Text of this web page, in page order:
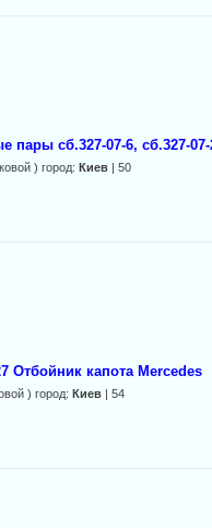
пары сб.327-07-6, сб.327-07-
) город: Киев| 50
Отбойник капота Mercedes
) город: Киев| 54